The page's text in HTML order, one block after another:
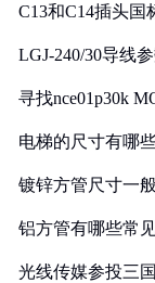
C13和C14插头
LGJ-240/30导线
寻找nce01p30k
电梯的尺寸有哪
镀锌方管尺寸一
铝方管有哪些常
光线传媒参投三